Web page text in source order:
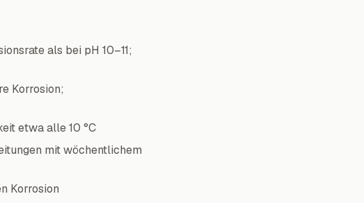
als bei pH 10–11;
Korrosion;
etwa alle 10 °C
mit wöchentlichem
Korrosion